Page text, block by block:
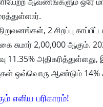
2 சிறப்பு
2,00,000 ஆகும்.
11.35%
ஒவ்வொரு ஆண்டும் 14%
எளிய பரிகாரம்!